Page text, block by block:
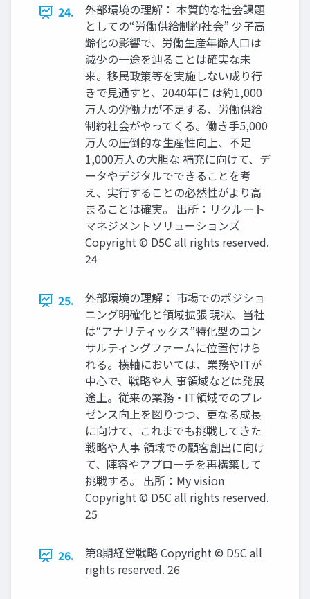
24.
外部環境の理解： 本質的な社会課題
としての“労働供給制約社会” 少子高
齢化の影響で、労働生産年齢人口は
減少の一途を辿ることは確実な未
来。移民政策等を実施しない成り行
きで見通すと、2040年に は約1,000
万人の労働力が不足する、労働供給
制約社会がやってくる。働き手5,000
万人の圧倒的な生産性向上、不足
1,000万人の大胆な 補充に向けて、デ
ータやデジタルでできることを考
え、実行することの必然性がより高
まることは確実。 出所：リクルート
マネジメントソリューションズ
Copyright © D5C all rights reserved.
24
25.
外部環境の理解： 市場でのポジショ
ニング明確化と領域拡張 現状、当社
は“アナリティックス”特化型のコン
サルティングファームに位置付けら
れる。横軸においては、業務やITが
中心で、戦略や人 事領域などは発展
途上。従来の業務・IT領域でのプレ
ゼンス向上を図りつつ、更なる成長
に向けて、これまでも挑戦してきた
戦略や人事 領域での顧客創出に向け
て、陣容やアプローチを再構築して
挑戦する。 出所：My vision
Copyright © D5C all rights reserved.
25
26.
第8期経営戦略 Copyright © D5C all
rights reserved. 26